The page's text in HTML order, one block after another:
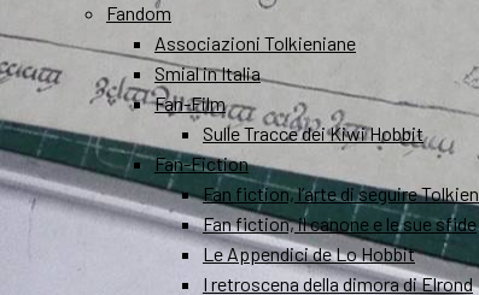
Fandom
Associazioni Tolkieniane
Smial in Italia
Fan-Film
Sulle Tracce dei Kiwi Hobbit
Fan-Fiction
Fan fiction, l’arte di seguire Tolkien
Fan fiction, il canone e le sue sfide
Le Appendici de Lo Hobbit
I retroscena della dimora di Elrond